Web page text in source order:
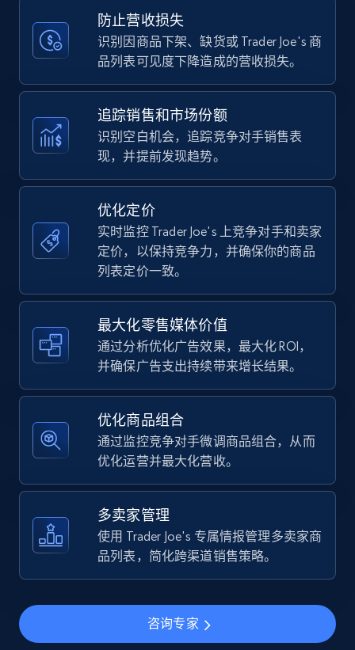
price, Currency, Availability, Reviews count, and
more.
35.2K+ 5.7K+ 立即开始
Amazon Reviews
URL, Product name, Product rating, Product
rating object, Product rating max, Rating,
Author name, Asin, and more.
7.4K+ 870+
Walmart - products
URL, Final price, Sku, Currency, Gtin,
more.
875+ 立即开始
Walmart - products - Find new products by
using specific category URL
URL, Final price, Sku, Currency, Gtin,
Specifications, Image urls, Top reviews, and
5.6K+ 875+ 立即开始
防止营收损失
识别因商品下架、缺货或 Trader Joe's 商
品列表可见度下降造成的营收损失。
追踪销售和市场份额
识别空白机会，追踪竞争对手销售表
现，并提前发现趋势。
优化定价
实时监控 Trader Joe's 上竞争对手和卖家
定价，以保持竞争力，并确保你的商品
列表定价一致。
最大化零售媒体价值
通过分析优化广告效果，最大化 ROI，
并确保广告支出持续带来增长结果。
优化商品组合
通过监控竞争对手微调商品组合，从而
优化运营并最大化营收。
多卖家管理
使用 Trader Joe's 专属情报管理多卖家商
品列表，简化跨渠道销售策略。
咨询专家